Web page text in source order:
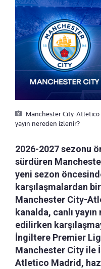
Manchester City-Atletico
yayın nereden izlenir?
2026-2027 sezonu
sürdüren
yeni sezon
karşılaşmalardan
Manchester City-
kanalda, canlı
edilirken
İngiltere Premier
Manchester City ile
Atletico Madrid,